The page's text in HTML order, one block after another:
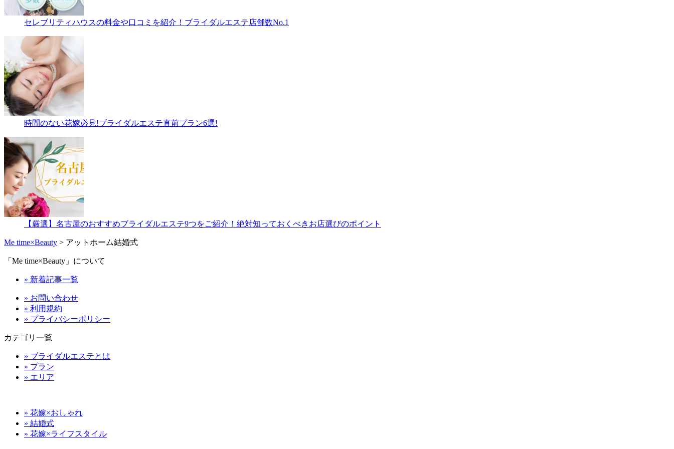
セレブリティハウスの料金や口コミを紹介！ブライダルエステ店舗数No.1
時間のない花嫁必見!ブライダルエステ直前プラン6選!
【厳選】名古屋のおすすめブライダルエステ9つをご紹介！絶対知っておくべきお店選びのポイント
Me time×Beauty > アットホーム結婚式
「Me time×Beauty」について
» 新着記事一覧
» お問い合わせ
» 利用規約
» プライバシーポリシー
カテゴリ一覧
» ブライダルエステとは
» プラン
» エリア
» 花嫁×おしゃれ
» 結婚式
» 花嫁×ライフスタイル